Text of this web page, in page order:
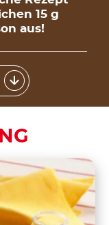
15 g
aus!